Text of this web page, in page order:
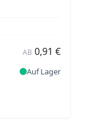
AB 0,91 €
Auf Lager